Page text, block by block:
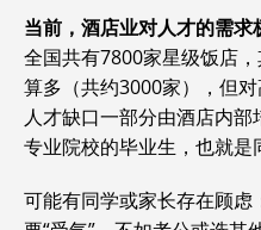
当前，酒店业对人才的需求
全国共有7800家星级饭店
算多（共约3000家），但
人才缺口一部分由酒店内
专业院校的毕业生，也就是
可能有同学或家长存在顾